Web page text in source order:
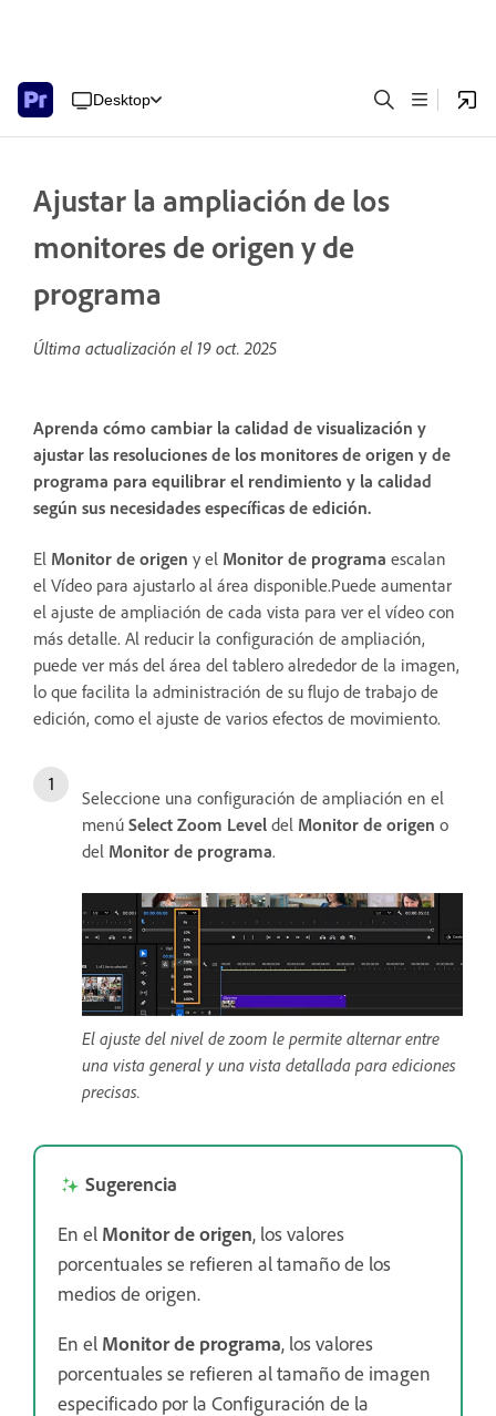
Desktop
Ajustar la ampliación de los
monitores de origen y de
programa
Última actualización el 19 oct. 2025
Aprenda cómo cambiar la calidad de visualización y
ajustar las resoluciones de los monitores de origen y de
programa para equilibrar el rendimiento y la calidad
según sus necesidades específicas de edición.
El Monitor de origen y el Monitor de programa escalan
el Vídeo para ajustarlo al área disponible.Puede aumentar
el ajuste de ampliación de cada vista para ver el vídeo con
más detalle. Al reducir la configuración de ampliación,
puede ver más del área del tablero alrededor de la imagen,
lo que facilita la administración de su flujo de trabajo de
edición, como el ajuste de varios efectos de movimiento.
Seleccione una configuración de ampliación en el
menú Select Zoom Level del Monitor de origen o
del Monitor de programa.
El ajuste del nivel de zoom le permite alternar entre
una vista general y una vista detallada para ediciones
precisas.
Sugerencia
En el Monitor de origen, los valores
porcentuales se refieren al tamaño de los
medios de origen.
En el Monitor de programa, los valores
porcentuales se refieren al tamaño de imagen
especificado por la Configuración de la